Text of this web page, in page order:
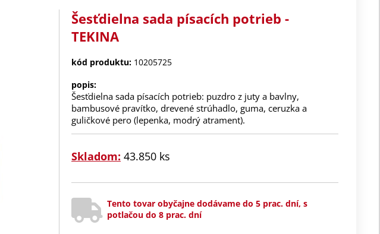
Šesťdielna sada písacích potrieb -
TEKINA
kód produktu: 10205725
popis:
Šesťdielna sada písacích potrieb: puzdro z juty a bavlny,
bambusové pravítko, drevené strúhadlo, guma, ceruzka a
guličkové pero (lepenka, modrý atrament).
Skladom: 43.850 ks
Tento tovar obyčajne dodávame do 5 prac. dní, s
potlačou do 8 prac. dní